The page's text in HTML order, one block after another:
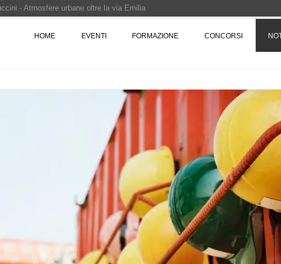
HOME EVENTI FORMAZIONE CONCORSI
- Atmosfere urbane oltre la via Emilia
Collodi, creatore di Pinocchio - Call di grafica promossa dal Museo MAGMA